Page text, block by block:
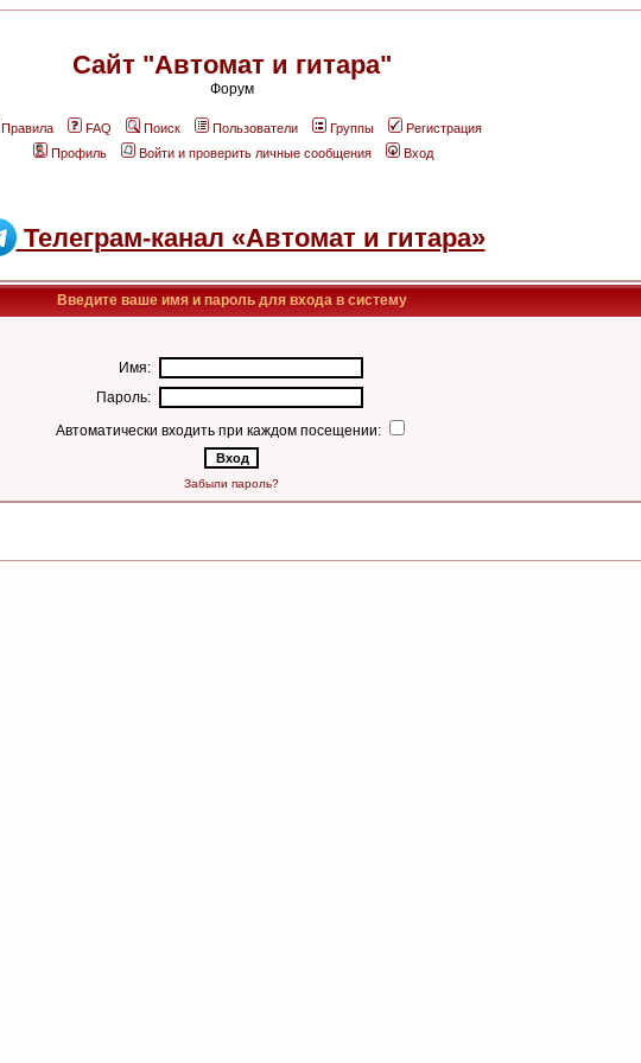
Сайт "Автомат и гитара"
Форум
Правила FAQ Поиск Пользователи Группы
Регистрация
Профиль
Войти и проверить личные сообщения Вход
Телеграм-канал «Автомат и гитара»
Введите ваше имя и пароль для входа в систему
Имя:
Пароль:
Автоматически входить при каждом посещении:
Забыли пароль?